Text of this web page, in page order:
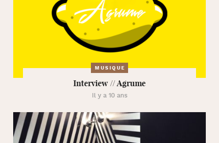
MUSIQUE
Interview // Agrume
Il y a 10 ans